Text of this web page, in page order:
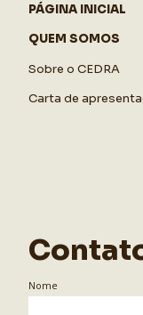
PÁGINA INICIAL
QUEM SOMOS
Sobre o CEDRA
Carta de
Nome